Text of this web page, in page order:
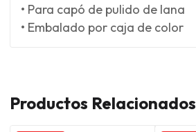
• Para capó de pulido de lana
• Embalado por caja de color
Productos Relacionados